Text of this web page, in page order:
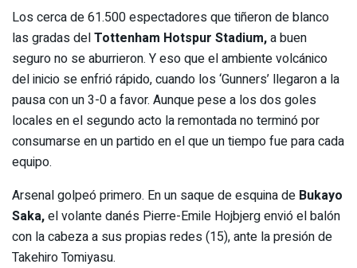
Los cerca de 61.500 espectadores que tiñeron de blanco
las gradas delTottenham Hotspur Stadium,a buen
seguro no se aburrieron. Y eso que el ambiente volcánico
del inicio se enfrió rápido, cuando los ‘Gunners’ llegaron a la
pausa con un 3-0 a favor. Aunque pese a los dos goles
locales en el segundo acto la remontada no terminó por
consumarse en un partido en el que un tiempo fue para cada
equipo.
Arsenal golpeó primero. En un saque de esquina de Bukayo
Saka,el volante danés Pierre-Emile Hojbjerg envió el balón
con la cabeza a sus propias redes (15), ante la presión de
Takehiro Tomiyasu.